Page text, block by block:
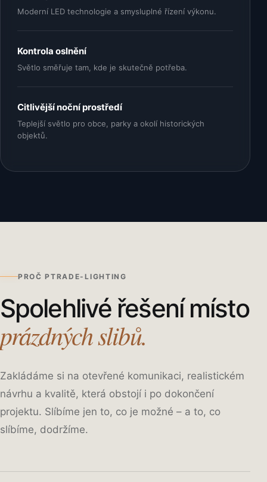
Moderní LED technologie a smysluplné řízení výkonu.
Kontrola oslnění
Světlo směřuje tam, kde je skutečně potřeba.
Citlivější noční prostředí
Teplejší světlo pro obce, parky a okolí historických
objektů.
PROČ PTRADE-LIGHTING
Spolehlivé řešení místo
prázdných slibů.
Zakládáme si na otevřené komunikaci, realistickém
návrhu a kvalitě, která obstojí i po dokončení
projektu. Slíbíme jen to, co je možné – a to, co
slíbíme, dodržíme.